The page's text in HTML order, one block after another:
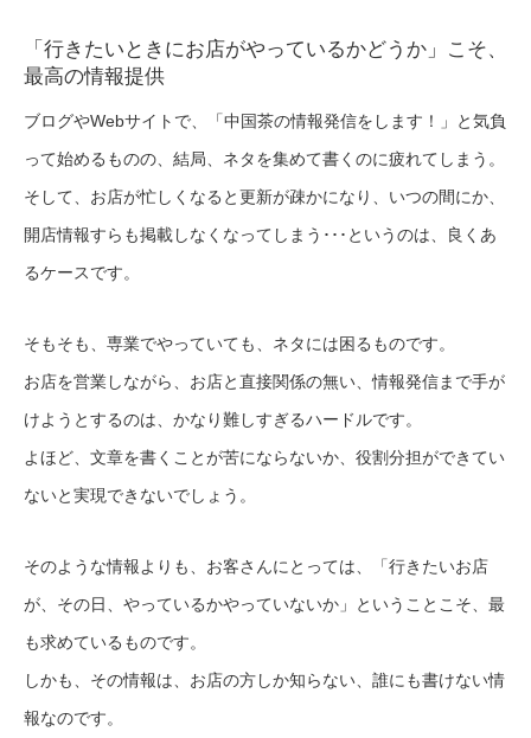
「行きたいときにお店がやっているかどうか」こそ、
最高の情報提供
ブログやWebサイトで、「中国茶の情報発信をします！」と気負
って始めるものの、結局、ネタを集めて書くのに疲れてしまう。
そして、お店が忙しくなると更新が疎かになり、いつの間にか、
開店情報すらも掲載しなくなってしまう･･･というのは、良くあ
るケースです。
そもそも、専業でやっていても、ネタには困るものです。
お店を営業しながら、お店と直接関係の無い、情報発信まで手が
けようとするのは、かなり難しすぎるハードルです。
よほど、文章を書くことが苦にならないか、役割分担ができてい
ないと実現できないでしょう。
そのような情報よりも、お客さんにとっては、「行きたいお店
が、その日、やっているかやっていないか」ということこそ、最
も求めているものです。
しかも、その情報は、お店の方しか知らない、誰にも書けない情
報なのです。